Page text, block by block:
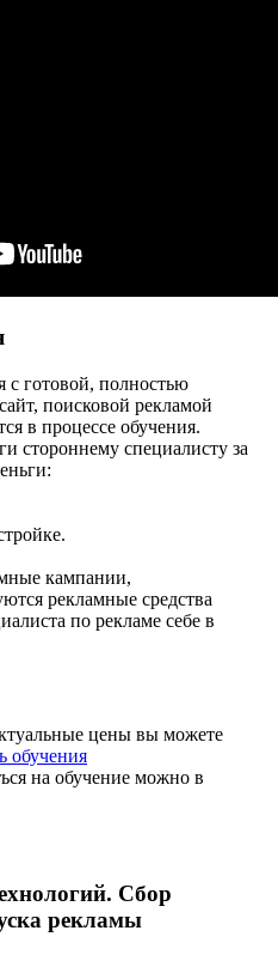
с готовой, полностью
поисковой рекламой
в процессе обучения.
стороннему специалисту за
кампании,
рекламные средства
по рекламе себе в
цены вы можете
обучения
на обучение можно в
Сбор
рекламы